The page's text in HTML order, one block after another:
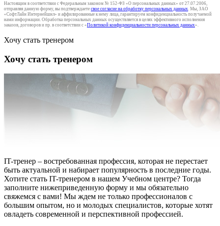
Настоящим в соответствии с Федеральным законом № 152-ФЗ «О персональных данных» от 27.07.2006,
отправляя данную форму, вы подтверждаете свое согласие на обработку персональных данных . Мы, ЗАО
«СофтЛайн Интернейшнл» и аффилированные к нему лица, гарантируем конфиденциальность получаемой
нами информации. Обработка персональных данных осуществляется в целях эффективного исполнения
заказов, договоров и пр. в соответствии с «Политикой конфиденциальности персональных данных».
Хочу стать тренером
Хочу стать тренером
IT-тренер – востребованная профессия, которая не перестает
быть актуальной и набирает популярность в последние годы.
Хотите стать IT-тренером в нашем Учебном центре? Тогда
заполните нижеприведенную форму и мы обязательно
свяжемся с вами! Мы ждем не только профессионалов с
большим опытом, но и молодых специалистов, которые хотят
овладеть современной и перспективной профессией.